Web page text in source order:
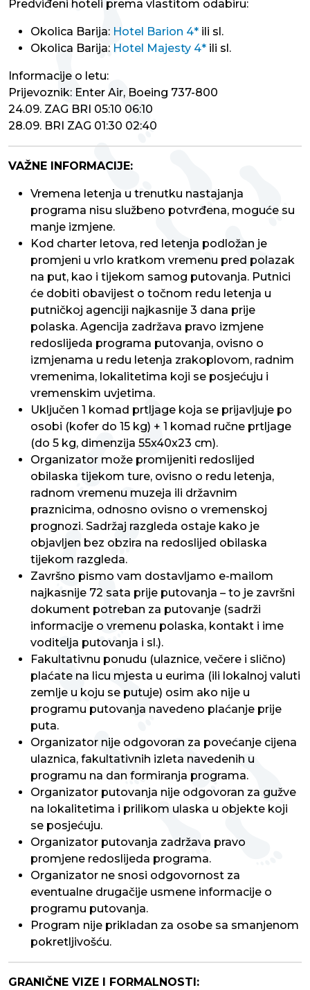
Predviđeni hoteli prema vlastitom odabiru:
Okolica Barija: Hotel Barion 4* ili sl.
Okolica Barija: Hotel Majesty 4* ili sl.
Informacije o letu:
Prijevoznik: Enter Air, Boeing 737-800
24.09. ZAG BRI 05:10 06:10
28.09. BRI ZAG 01:30 02:40
VAŽNE INFORMACIJE:
Vremena letenja u trenutku nastajanja
programa nisu službeno potvrđena, moguće su
manje izmjene.
Kod charter letova, red letenja podložan je
promjeni u vrlo kratkom vremenu pred polazak
na put, kao i tijekom samog putovanja. Putnici
će dobiti obavijest o točnom redu letenja u
putničkoj agenciji najkasnije 3 dana prije
polaska. Agencija zadržava pravo izmjene
redoslijeda programa putovanja, ovisno o
izmjenama u redu letenja zrakoplovom, radnim
vremenima, lokalitetima koji se posjećuju i
vremenskim uvjetima.
Uključen 1 komad prtljage koja se prijavljuje po
osobi (kofer do 15 kg) + 1 komad ručne prtljage
(do 5 kg, dimenzija 55x40x23 cm).
Organizator može promijeniti redoslijed
obilaska tijekom ture, ovisno o redu letenja,
radnom vremenu muzeja ili državnim
praznicima, odnosno ovisno o vremenskoj
prognozi. Sadržaj razgleda ostaje kako je
objavljen bez obzira na redoslijed obilaska
tijekom razgleda.
Završno pismo vam dostavljamo e-mailom
najkasnije 72 sata prije putovanja – to je završni
dokument potreban za putovanje (sadrži
informacije o vremenu polaska, kontakt i ime
voditelja putovanja i sl.).
Fakultativnu ponudu (ulaznice, večere i slično)
plaćate na licu mjesta u eurima (ili lokalnoj valuti
zemlje u koju se putuje) osim ako nije u
programu putovanja navedeno plaćanje prije
puta.
Organizator nije odgovoran za povećanje cijena
ulaznica, fakultativnih izleta navedenih u
programu na dan formiranja programa.
Organizator putovanja nije odgovoran za gužve
na lokalitetima i prilikom ulaska u objekte koji
se posjećuju.
Organizator putovanja zadržava pravo
promjene redoslijeda programa.
Organizator ne snosi odgovornost za
eventualne drugačije usmene informacije o
programu putovanja.
Program nije prikladan za osobe sa smanjenom
pokretljivošću.
GRANIČNE VIZE I FORMALNOSTI: